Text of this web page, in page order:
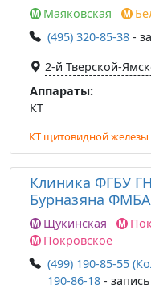
Маяковская
(495) 320-85-38 -
2-й Тверской-
Аппараты:
КТ
КТ щитовидной железы
Клиника ФГБУ
Бурназяна
Щукинская
Покровское
(499) 190-85-55
190-86-18 -